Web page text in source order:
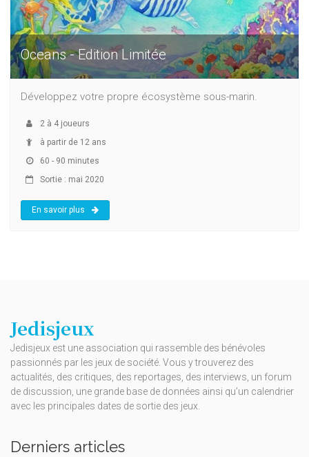
Oceans - Edition Limitée
Développez votre propre écosystème sous-marin.
2 à 4 joueurs
à partir de 12 ans
60 - 90 minutes
Sortie : mai 2020
En savoir plus
Jedisjeux
Jedisjeux est une association qui rassemble des bénévoles
passionnés par les jeux de société. Vous y trouverez des
actualités, des critiques, des reportages, des interviews, un forum
de discussion, une grande base de données ainsi qu’un calendrier
avec les principales dates de sortie des jeux.
Derniers articles